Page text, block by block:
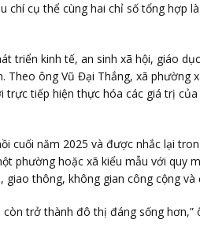
cụ thể cùng hai chỉ số tổng hợp
triển kinh tế, an sinh xã hội, giáo
ông Vũ Đại Thắng, xã phường
tiếp hiện thực hóa các giá trị của
cuối năm 2025 và được nhắc lại
phường hoặc xã kiểu mẫu với quy
thông, không gian công cộng
trở thành đô thị đáng sống hơn,”